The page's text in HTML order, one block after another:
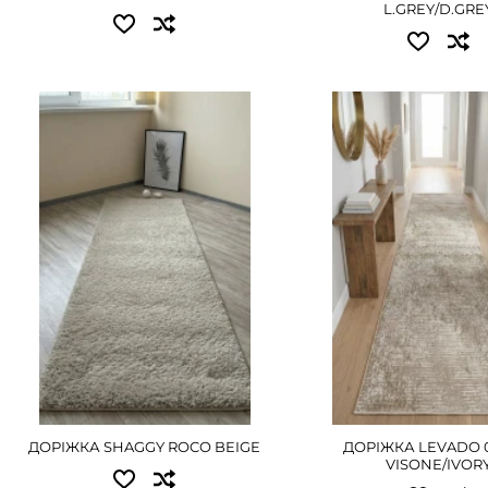
L.GREY/
Доступні розміри:
0.80 - 630 грн
1.00 - 765 грн
1.20 - 900 грн
1.50 - 1170 грн
2.50 - 1935 грн
3.00 - 2295 грн
4.00 - 3060 грн
ДЕТАЛЬНІШЕ
ДОРІЖКА SHAGGY ROCO BEIGE
Доступні розміри:
0.80 - 765 грн
1.00 - 945 грн
1.20 - 1080 грн
1.50 - 1350 грн
1.80 - 1620 грн
2.00 - 1800 грн
2.50 - 2160 грн
3.00 - 2745 грн
4.00 - 3600 грн
ДОРІЖКА LEVADO
VISONE/